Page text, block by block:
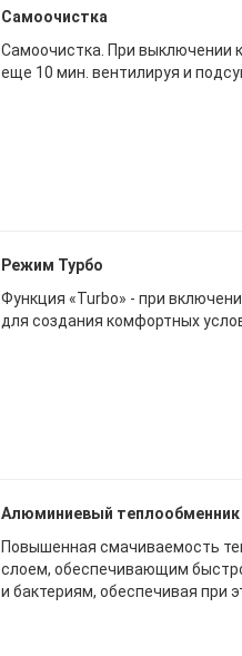
Самоочистка
Самоочистка. При выключении
еще 10 мин. вентилируя и
Режим Турбо
Функция «Turbo» - при
для создания комфортных
Алюминиевый
Повышенная смачиваемость
слоем, обеспечивающим
и бактериям, обеспечивая при